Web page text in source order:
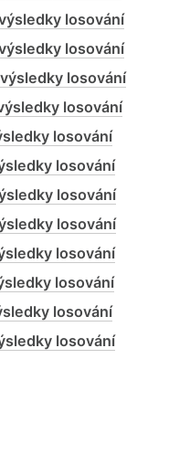
losování
losování
losování
losování
losování
losování
losování
losování
losování
losování
losování
losování